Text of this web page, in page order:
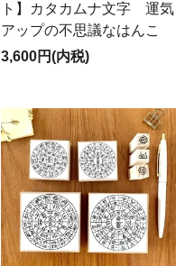
ト】カタカムナ文字 運気
アップの不思議なはんこ
3,600円(内税)